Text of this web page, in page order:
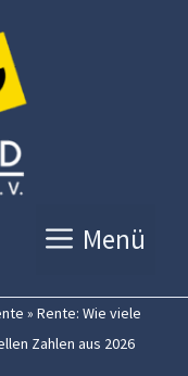
Menü
» Rente: Wie viele
Zahlen aus 2026